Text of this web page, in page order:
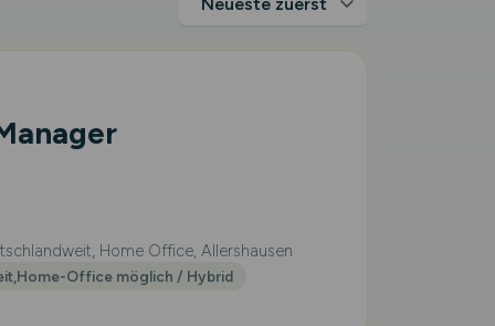
Home Office, Allershausen
Office möglich / Hybrid